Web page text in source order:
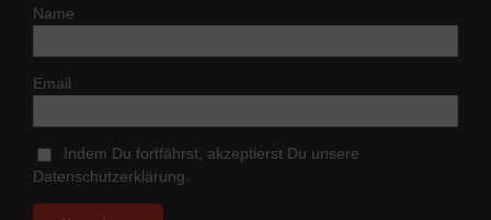
Name
Email
Indem Du fortfährst, akzeptierst Du unsere
Datenschutzerklärung.